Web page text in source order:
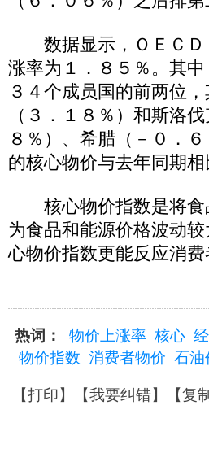
数据显示，ＯＥＣＤ
涨率为１．８５％。其
３４个成员国的前两位
（３．１８％）和斯洛
８％）、希腊（－０．
的核心物价与去年同期相
核心物价指数是将食
为食品和能源价格波动
心物价指数更能反应消
热词： 物价上涨率 核心
物价指数 消费者物价 石油
【打印】【我要纠错】【复